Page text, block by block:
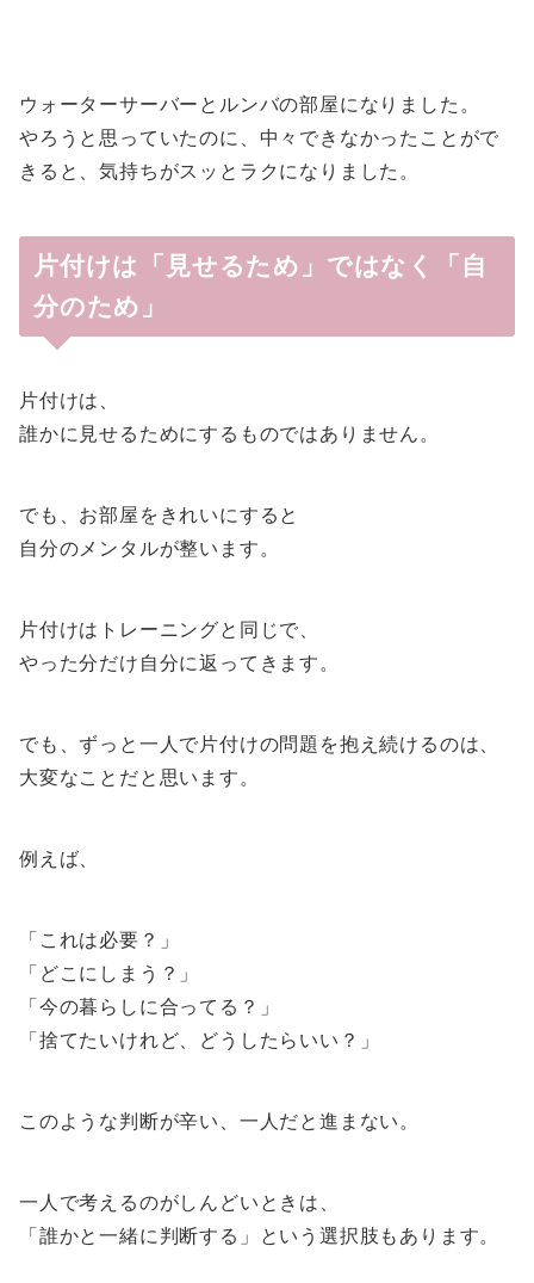
ウォーターサーバーとルンバの部屋になりました。
やろうと思っていたのに、中々できなかったことがで
きると、気持ちがスッとラクになりました。
片付けは「見せるため」ではなく「自
分のため」
片付けは、
誰かに見せるためにするものではありません。
でも、お部屋をきれいにすると
自分のメンタルが整います。
片付けはトレーニングと同じで、
やった分だけ自分に返ってきます。
でも、ずっと一人で片付けの問題を抱え続けるのは、
大変なことだと思います。
例えば、
「これは必要？」
「どこにしまう？」
「今の暮らしに合ってる？」
「捨てたいけれど、どうしたらいい？」
このような判断が辛い、一人だと進まない。
一人で考えるのがしんどいときは、
「誰かと一緒に判断する」という選択肢もあります。